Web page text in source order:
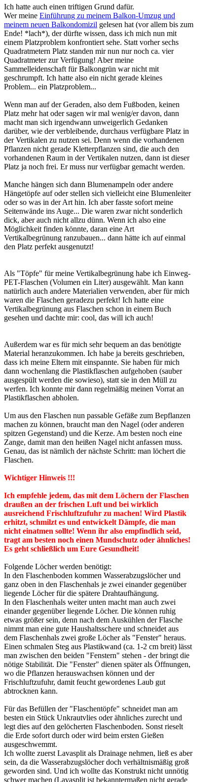
Ich hatte auch einen triftigen Grund dafür.
Wer meine Einführung zu meinem Balkon-Umzug und
meinem neuen Balkondomizil gelesen hat (vor allem bis zum
Ende! *lach*), der dürfte wissen, dass ich mich nun mit
einem Platzproblem konfrontiert sehe. Statt vorher sechs
Quadratmetern Platz standen mir nun nur noch ca. vier
Quadratmeter zur Verfügung! Aber meine
Sammelleidenschaft für Balkongrün war nicht mit
geschrumpft. Ich hatte also ein nicht gerade kleines
Problem... ein Platzproblem...
Wenn man auf der Geraden, also dem Fußboden, keinen
Platz mehr hat oder sagen wir mal wenig/er davon, dann
macht man sich irgendwann unweigerlich Gedanken
darüber, wie der verbleibende, durchaus verfügbare Platz in
der Vertikalen zu nutzen sei. Denn wenn die vorhandenen
Pflanzen nicht gerade Kletterpflanzen sind, die auch den
vorhandenen Raum in der Vertikalen nutzen, dann ist dieser
Platz ja noch frei. Er muss nur verfügbar gemacht werden.
Manche hängen sich dann Blumenampeln oder andere
Hängetöpfe auf oder stellen sich vielleicht eine Blumenleiter
oder so was in der Art hin. Ich aber fasste sofort meine
Seitenwände ins Auge... Die waren zwar nicht sonderlich
dick, aber auch nicht allzu dünn. Wenn ich also eine
Möglichkeit finden könnte, daran eine Art
Vertikalbegrünung ranzubauen... dann hätte ich auf einmal
den Platz perfekt ausgenutzt!
Als "Töpfe" für meine Vertikalbegrünung habe ich Einweg-
PET-Flaschen (Volumen ein Liter) ausgewählt. Man kann
natürlich auch andere Materialien verwenden, aber für mich
waren die Flaschen geradezu perfekt! Ich hatte eine
Vertikalbegrünung aus Flaschen schon in einem Buch
gesehen und dachte mir: cool, das will ich auch!
Außerdem war es für mich sehr bequem an das benötigte
Material heranzukommen. Ich habe ja bereits geschrieben,
dass ich meine Eltern mit einspannte. Sie haben für mich
dann wochenlang die Plastikflaschen aufgehoben (sauber
ausgespült werden die sowieso), statt sie in den Müll zu
werfen. Ich konnte mir dann regelmäßig meinen Vorrat an
Plastikflaschen abholen.
Um aus den Flaschen nun passable Gefäße zum Bepflanzen
machen zu können, braucht man den Nagel (oder anderen
spitzen Gegenstand) und die Kerze. Am besten noch eine
Zange, damit man den heißen Nagel nicht anfassen muss.
Genau, das ist nämlich der nächste Schritt: man löchert die
Flaschen.
Wichtiger Hinweis !!!
Ich empfehle jedem, das mit dem Löchern der Flaschen
draußen an der frischen Luft und bei wirklich
ausreichend Frischluftzufuhr zu machen! Wird Plastik
erhitzt, schmilzt es und entwickelt Dämpfe, die man
nicht einatmen sollte! Wenn ihr also empfindlich seid,
tragt am besten noch einen Mundschutz oder ähnliches!
Es geht schließlich um Eure Gesundheit!
Folgende Löcher werden benötigt:
In den Flaschenboden kommen Wasserabzugslöcher und
ganz oben in den Flaschenhals je zwei einander gegenüber
liegende Löcher für die spätere Drahtaufhängung.
In den Flaschenhals weiter unten macht man auch zwei
einander gegenüber liegende Löcher. Die können ruhig
etwas größer sein, denn nach dem Auskühlen der Flasche
nimmt man eine gute Haushaltsschere und schneidet aus
dem Flaschenhals zwei große Löcher als "Fenster" heraus.
Einen schmalen Steg aus Plastikwand (ca. 1-2 cm breit) lässt
man zwischen den beiden "Fenstern" stehen - der bringt die
nötige Stabilität. Die "Fenster" dienen später als Öffnungen,
wo die Pflanzen herauswachsen können und der
Frischluftzufuhr, damit feucht gewordenes Laub gut
abtrocknen kann.
Für das Befüllen der "Flaschentöpfe" schneidet man am
besten ein Stück Unkrautvlies oder ähnliches zurecht und
legt dies auf den gelöcherten Flaschenboden. Sonst rieselt
die Erde sofort durch oder wird beim ersten Gießen
ausgeschwemmt.
Ich wollte zuerst Lavasplit als Drainage nehmen, ließ es aber
sein, da die Wasserabzugslöcher doch verhältnismäßig groß
geworden sind. Und ich wollte das Konstrukt nicht unnötig
schwer machen (Lavasplit ist bekanntermaßen nicht gerade